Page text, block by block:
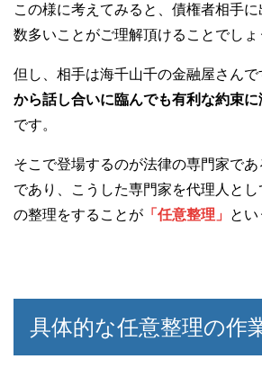
この様に考えてみると、債権者相手
数多いことがご理解頂けることでしょ
但し、相手は海千山千の金融屋さんで
から話し合いに臨んでも有利な約束
です。
そこで登場するのが法律の専門家で
であり、こうした専門家を代理人と
の整理をすることが 「任意整理」 とい
具体的な任意整理の作